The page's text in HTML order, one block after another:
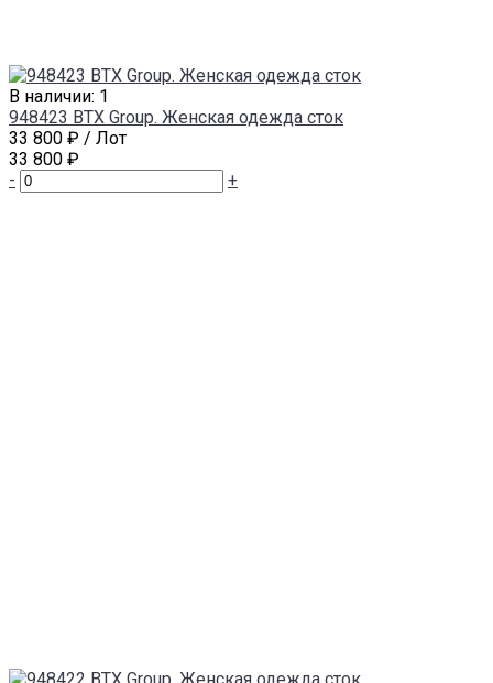
В наличии: 1
948423 BTX Group. Женская одежда сток
33 800 ₽ / Лот
33 800 ₽
-
+